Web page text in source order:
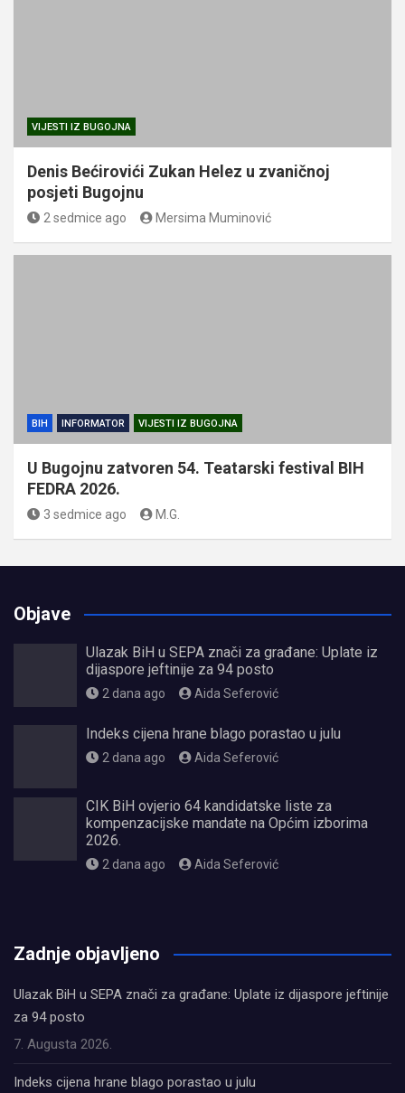
VIJESTI IZ BUGOJNA
Denis Bećirovići Zukan Helez u zvaničnoj
posjeti Bugojnu
2 sedmice ago Mersima Muminović
BIH INFORMATOR VIJESTI IZ BUGOJNA
U Bugojnu zatvoren 54. Teatarski festival BIH
FEDRA 2026.
3 sedmice ago M.G.
Objave
Ulazak BiH u SEPA znači za građane: Uplate iz
dijaspore jeftinije za 94 posto
2 dana ago Aida Seferović
Indeks cijena hrane blago porastao u julu
2 dana ago Aida Seferović
CIK BiH ovjerio 64 kandidatske liste za
kompenzacijske mandate na Općim izborima
2026.
2 dana ago Aida Seferović
Zadnje objavljeno
Ulazak BiH u SEPA znači za građane: Uplate iz dijaspore jeftinije
za 94 posto
7. Augusta 2026.
Indeks cijena hrane blago porastao u julu